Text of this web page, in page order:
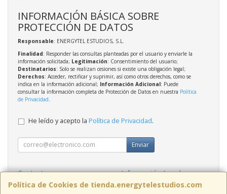
Política de Cookies de tienda.energytelestudios.com
INFORMACIÓN BÁSICA SOBRE
PROTECCIÓN DE DATOS
Responsable: ENERGYTEL ESTUDIOS, S.L.
Finalidad: Responder las consultas planteadas por el usuario y enviarle la
información solicitada; Legitimación: Consentimiento del usuario;
Destinatarios: Solo se realizan cesiones si existe una obligación legal;
Derechos: Acceder, rectificar y suprimir, así como otros derechos, como se
indica en la información adicional; Información Adicional: Puede
consultar la información completa de Protección de Datos en nuestra Política
de Privacidad
He leído y acepto la Política de Privacidad.
Enviar
Contacto
Información Legal
Política Privacidad
Política de Cookies